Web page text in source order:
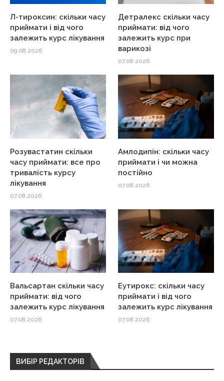
Л-тироксин: скільки часу
приймати і від чого
залежить курс лікування
09.08.2026
Детралекс скільки часу
приймати: від чого
залежить курс при
варикозі
07.08.2026
Розувастатин скільки
часу приймати: все про
тривалість курсу
лікування
07.08.2026
Амлодипін: скільки часу
приймати і чи можна
постійно
07.08.2026
Вальсартан скільки часу
приймати: від чого
залежить курс лікування
07.08.2026
Еутирокс: скільки часу
приймати і від чого
залежить курс лікування
07.08.2026
ВИБІР РЕДАКТОРІВ